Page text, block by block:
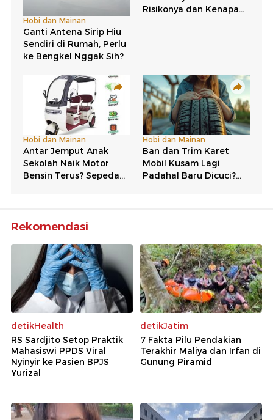
Rekomendasi
detikHealth
RS Sardjito Setop Praktik
Mahasiswi PPDS Viral
Nyinyir ke Pasien BPJS
Yurizal
detikJatim
7 Fakta Pilu Pendakian
Terakhir Maliya dan Irfan di
Gunung Piramid